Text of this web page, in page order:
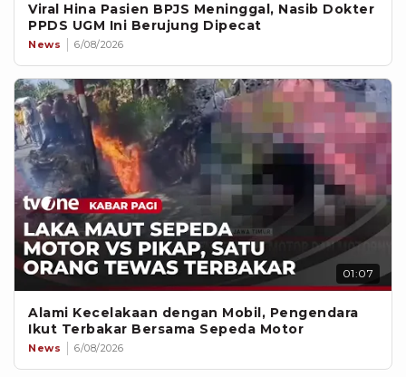
Viral Hina Pasien BPJS Meninggal, Nasib Dokter
PPDS UGM Ini Berujung Dipecat
News 6/08/2026
01:07
Alami Kecelakaan dengan Mobil, Pengendara
Ikut Terbakar Bersama Sepeda Motor
News 6/08/2026